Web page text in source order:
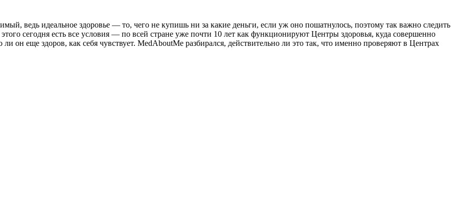
ведь идеальное здоровье — то, чего не купишь ни за какие деньги, если уж оно пошатнулось, поэтому так важно следить
сегодня есть все условия — по всей стране уже почти 10 лет как функционируют Центры здоровья, куда совершенно
он еще здоров, как себя чувствует. MedAboutMe разбирался, действительно ли это так, что именно проверяют в Центрах